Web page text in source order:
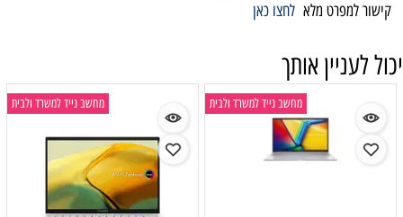
קישור למפרט מלא לחצו כאן
יכול לעניין אותך
מחשב נייד למשרד ולבית מחשב נייד למשרד ולבית